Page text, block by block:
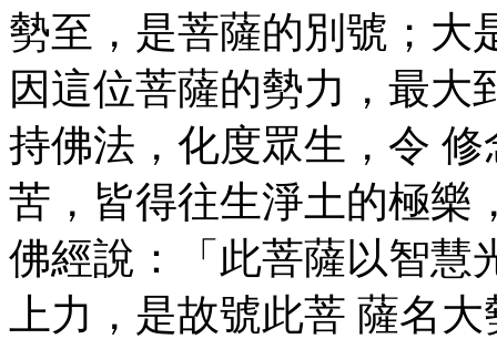
勢至，是菩薩的別號；大
因這位菩薩的勢力，最大
持佛法，化度眾生，令
苦，皆得往生淨土的極樂
佛經說：「此菩薩以智慧
上力，是故號此菩 薩名